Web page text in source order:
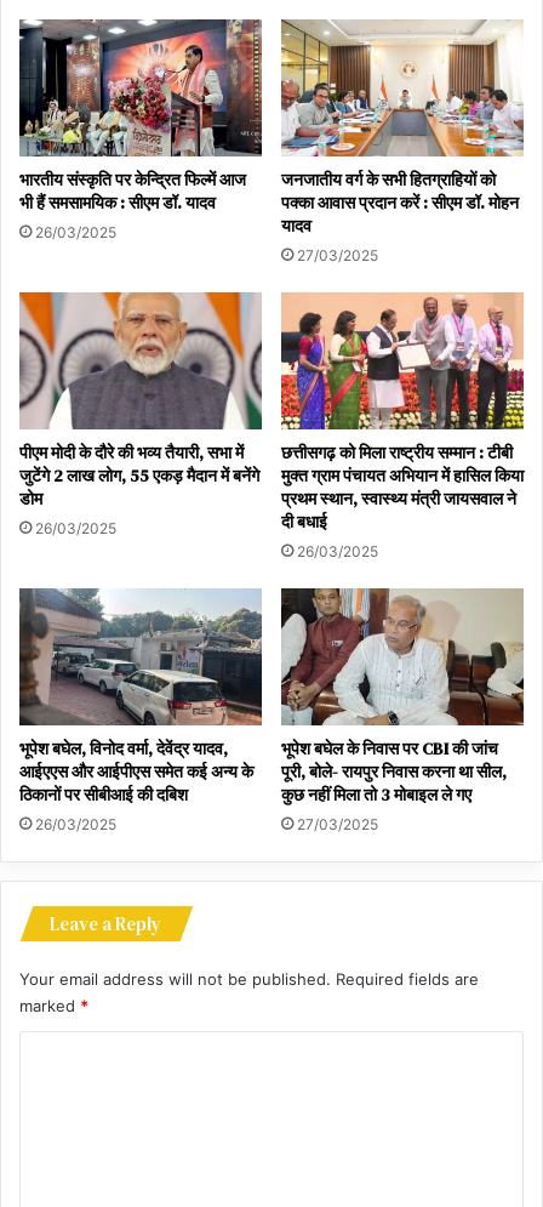
भारतीय संस्कृति पर केन्द्रित फिल्में आज
भी हैं समसामयिक : सीएम डॉ. यादव
26/03/2025
जनजातीय वर्ग के सभी हितग्राहियों को
पक्का आवास प्रदान करें : सीएम डॉ. मोहन
यादव
27/03/2025
पीएम मोदी के दौरे की भव्य तैयारी, सभा में
जुटेंगे 2 लाख लोग, 55 एकड़ मैदान में बनेंगे
डोम
26/03/2025
छत्तीसगढ़ को मिला राष्ट्रीय सम्मान : टीबी
मुक्त ग्राम पंचायत अभियान में हासिल किया
प्रथम स्थान, स्वास्थ्य मंत्री जायसवाल ने
दी बधाई
26/03/2025
भूपेश बघेल, विनोद वर्मा, देवेंद्र यादव,
आईएएस और आईपीएस समेत कई अन्य के
ठिकानों पर सीबीआई की दबिश
26/03/2025
भूपेश बघेल के निवास पर CBI की जांच
पूरी, बोले- रायपुर निवास करना था सील,
कुछ नहीं मिला तो 3 मोबाइल ले गए
27/03/2025
Leave a Reply
Your email address will not be published. Required fields are
marked *